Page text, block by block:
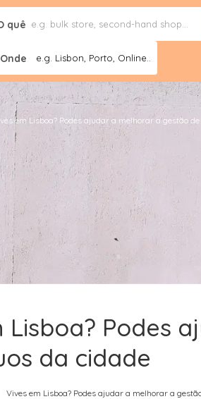
quê
Onde e.g. Lisbon, Porto, Online..
em Lisboa? Podes ajudar a melhorar a gestão
Lisboa? Podes
da cidade
Vives em Lisboa? Podes ajudar a melhorar a